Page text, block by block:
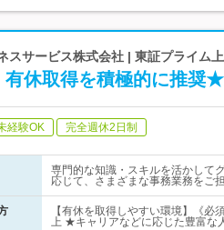
スサービス株式会社 | 東証プライム
有休取得を積極的に推
経験OK 完全週休2日制
専門的な知識・スキルを活かして
応じて、さまざまな事務業務をご
【有休を取得しやすい環境】《
上 ★キャリアなどに応じた豊富な